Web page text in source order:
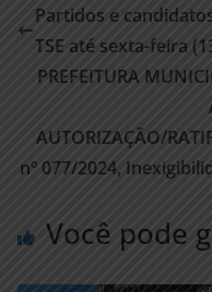
Partidos e
TSE até sexta-feira
PREFEITURA
AUTORIZAÇÃO/
nº 077/2024,
Você pode